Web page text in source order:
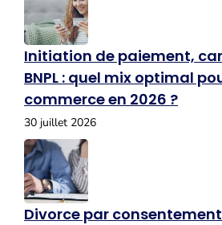
Initiation de paiement,
BNPL : quel mix optimal
commerce en 2026 ?
30 juillet 2026
Divorce par